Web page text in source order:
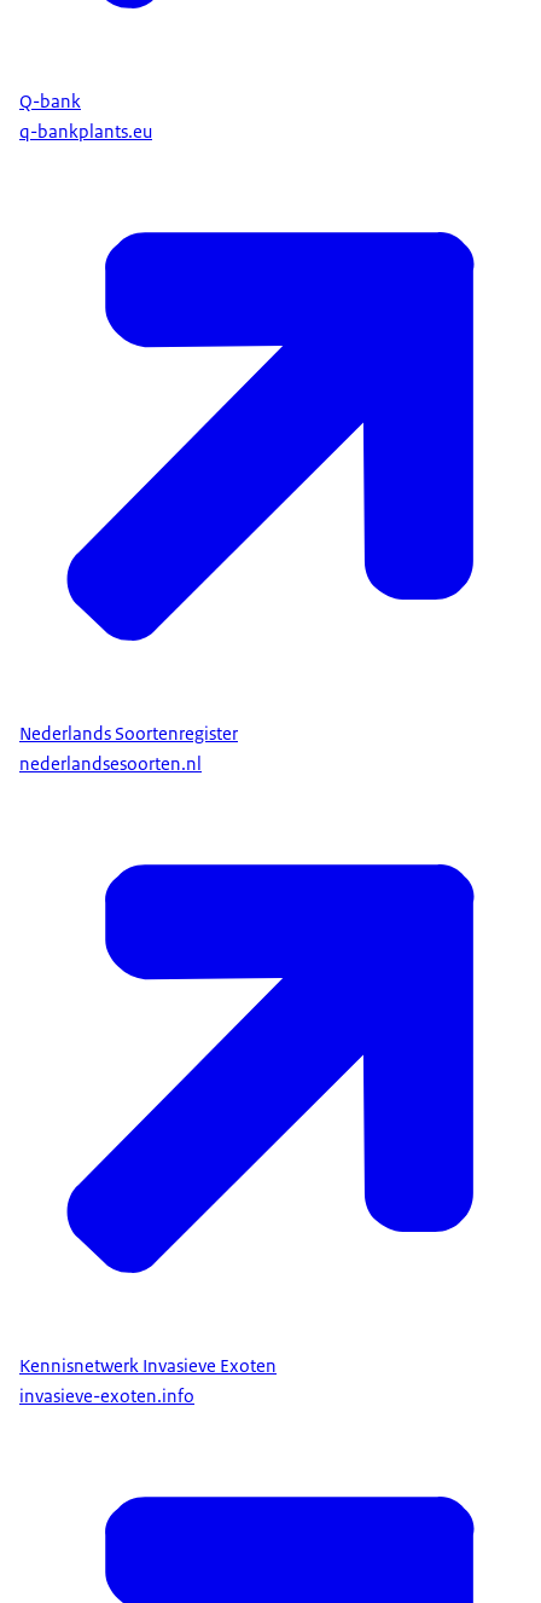
Q-bank
q-bankplants.eu
Nederlands Soortenregister
nederlandsesoorten.nl
Kennisnetwerk Invasieve Exoten
invasieve-exoten.info